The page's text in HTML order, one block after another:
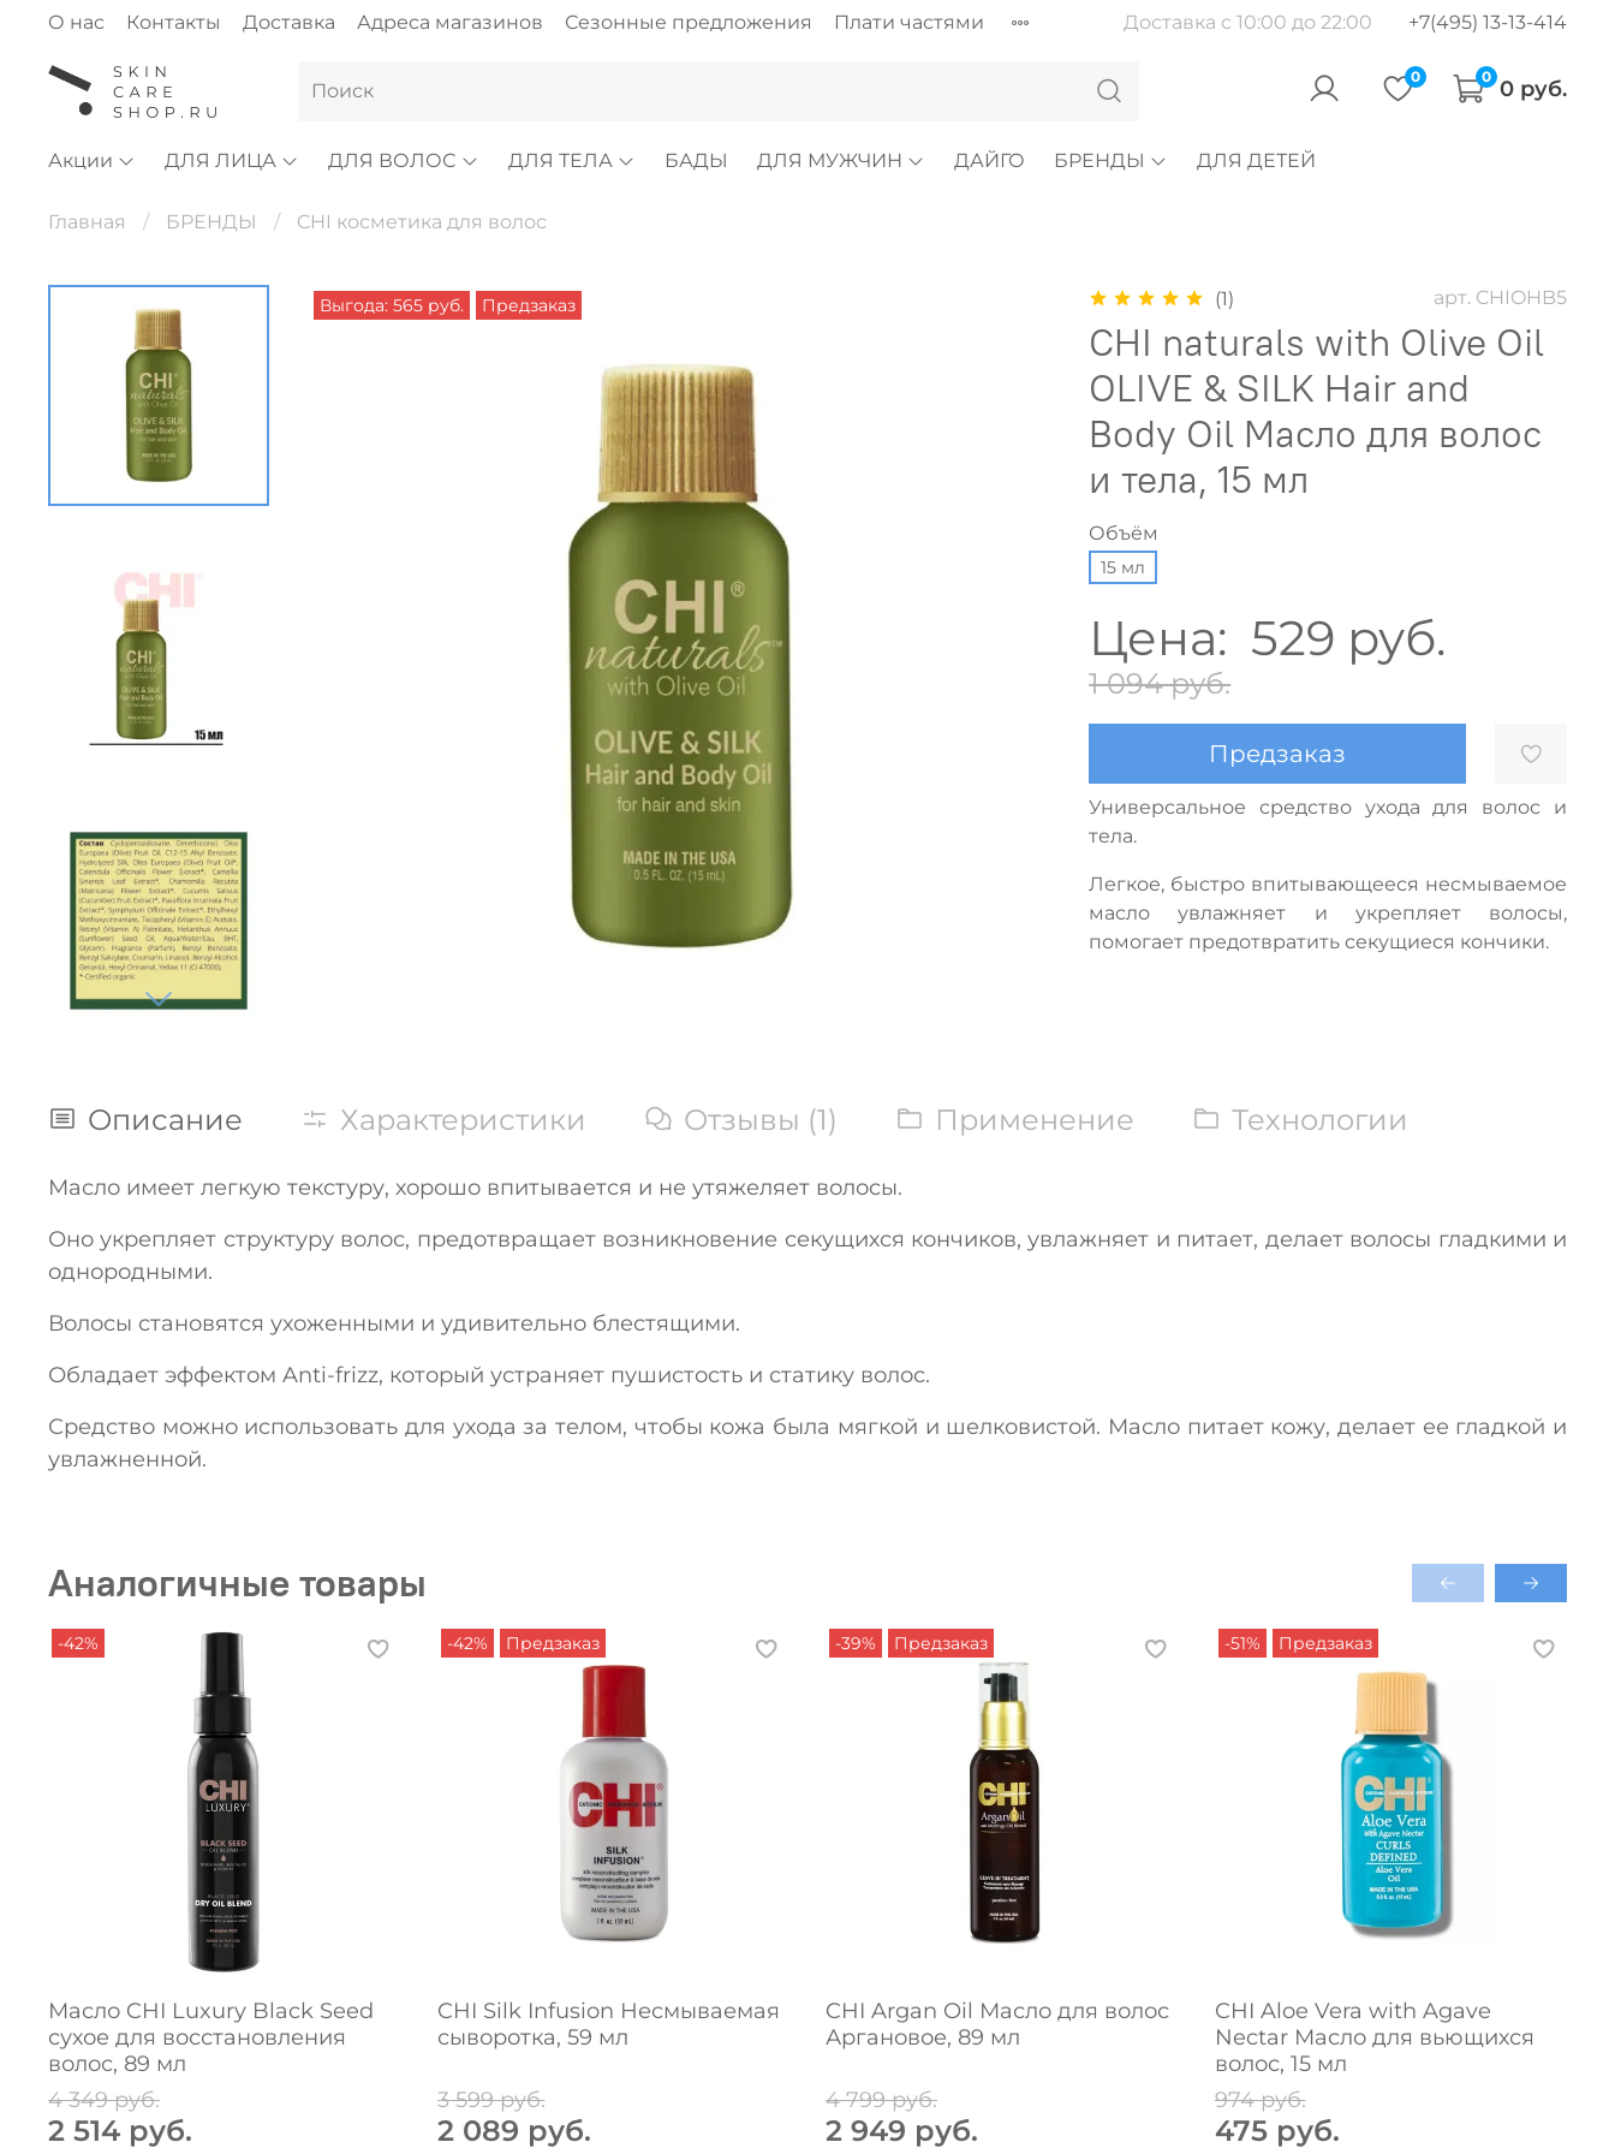
О нас Контакты Доставка Адреса магазинов Сезонные предложения Плати частями Доставка с 10:00 до 22:00 +7(495) 13-13-414
0 0 0 руб.
Акции ДЛЯ ЛИЦА ДЛЯ ВОЛОС ДЛЯ ТЕЛА БАДЫ ДЛЯ МУЖЧИН ДАЙГО БРЕНДЫ ДЛЯ ДЕТЕЙ
Главная БРЕНДЫ CHI косметика для волос
Выгода: 565 руб. Предзаказ (1) арт. CHIOHB5
CHI naturals with Olive Oil
OLIVE & SILK Hair and
Body Oil Масло для волос
и тела, 15 мл
Объём
15 мл
Цена: 529 руб.
1 094 руб.
Предзаказ
Универсальное средство ухода для волос и
тела.
Легкое, быстро впитывающееся несмываемое
масло увлажняет и укрепляет волосы,
помогает предотвратить секущиеся кончики.
Описание Характеристики Отзывы (1) Применение Технологии
Масло имеет легкую текстуру, хорошо впитывается и не утяжеляет волосы.
Оно укрепляет структуру волос, предотвращает возникновение секущихся кончиков, увлажняет и питает, делает волосы гладкими и
однородными.
Волосы становятся ухоженными и удивительно блестящими.
Обладает эффектом Anti-frizz, который устраняет пушистость и статику волос.
Средство можно использовать для ухода за телом, чтобы кожа была мягкой и шелковистой. Масло питает кожу, делает ее гладкой и
увлажненной.
Аналогичные товары
-42%
Масло CHI Luxury Black Seed
сухое для восстановления
волос, 89 мл
4 349 руб.
2 514 руб.
-42% Предзаказ
CHI Silk Infusion Несмываемая
сыворотка, 59 мл
3 599 руб.
2 089 руб.
-39% Предзаказ
CHI Argan Oil Масло для волос
Аргановое, 89 мл
4 799 руб.
2 949 руб.
-51% Предзаказ
CHI Aloe Vera with Agave
Nectar Масло для вьющихся
волос, 15 мл
974 руб.
475 руб.